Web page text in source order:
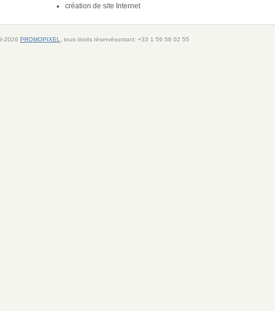
création de site Internet
2026 PROMOPIXEL , tous droits réservésontact: +33 1 59 58 02 55